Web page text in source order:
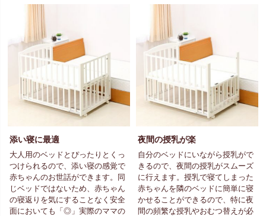
添い寝に最適
大人用のベッドとぴったりとくっ
つけられるので、添い寝の感覚で
赤ちゃんのお世話ができます。同
じベッドではないため、赤ちゃん
の寝返りを気にすることなく安全
面においても「◎」実際のママの
夜間の授乳が楽
自分のベッドにいながら授乳がで
きるので、夜間の授乳がスムーズ
に行えます。授乳で寝てしまった
赤ちゃんを隣のベッドに簡単に寝
かせることができるので、特に夜
間の頻繁な授乳やおむつ替えが必